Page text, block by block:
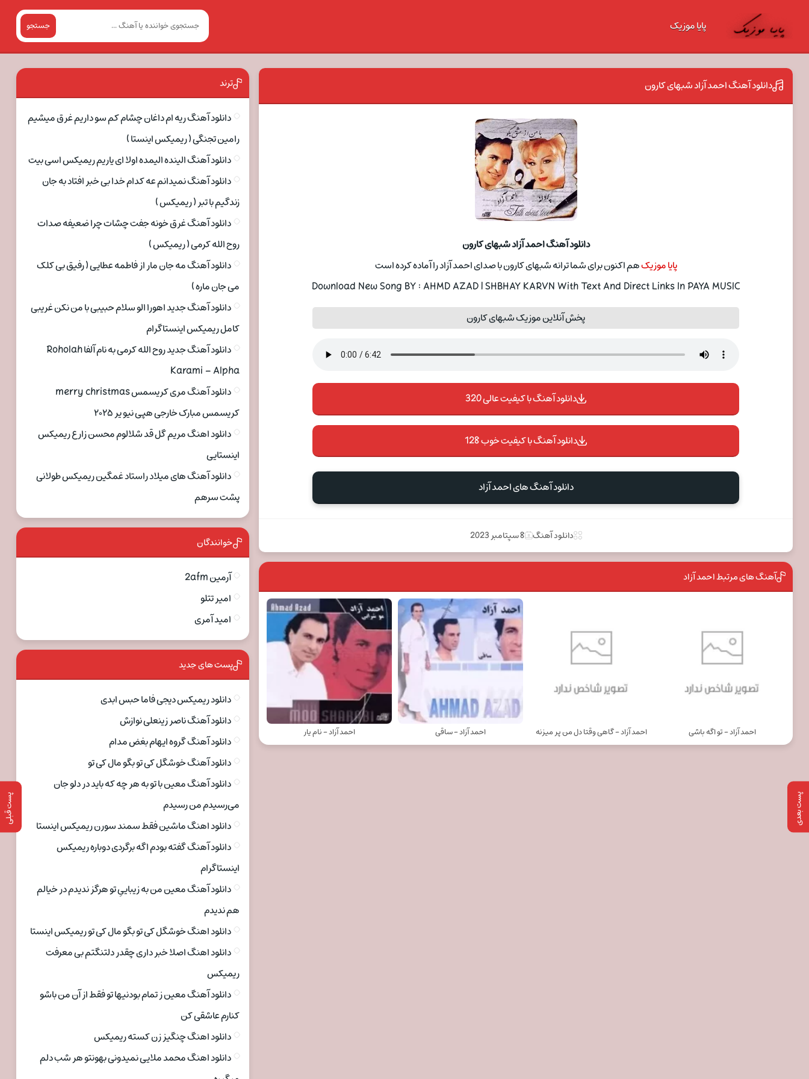
پایا موزیک جستجو
پست بعدی پست قبلی
دانلود آهنگ احمد آزاد شبهای کارون
دانلود آهنگ احمد آزاد شبهای کارون
پایا موزیکهم اکنون برای شما ترانه شبهای کارون با صدای احمد آزاد را آماده کرده است
Download New Song BY : AHMD AZAD | SHBHAY KARVN With Text And Direct Links In PAYA MUSIC
پخش آنلاین موزیک شبهای کارون
دانلود آهنگ با کیفیت عالی 320
دانلود آهنگ با کیفیت خوب 128
دانلود آهنگ های احمد آزاد
دانلود آهنگ 8 سپتامبر 2023
آهنگ های مرتبط احمد آزاد
احمد آزاد - تو اگه باشی احمد آزاد - گاهی وقتا دل من پر میزنه احمد آزاد - ساقی احمد آزاد - نام یار
ترند
دانلود آهنگ ریه ام داغان چشام کم سو داریم غرق میشیم
رامین تجنگی ( ریمیکس اینستا )
دانلود آهنگ الینده الیمده اولا ای یاریم ریمیکس اسی بیت
دانلود آهنگ نمیدانم عه کدام خدا بی خبر افتاد به جان
زندگیم با تبر ( ریمیکس )
دانلود آهنگ غرق خونه جفت چشات چرا ضعیفه صدات
روح الله کرمی ( ریمیکس )
دانلود آهنگ مه جان مار از فاطمه عطایی ( رفیق بی کلک
می جان ماره )
دانلود آهنگ جدید اهورا الو سلام حبیبی با من نکن غریبی
کامل ریمیکس اینستاگرام
دانلود آهنگ جدید روح الله کرمی به نام آلفا Roholah
Karami – Alpha
دانلود آهنگ مری کریسمس merry christmas
کریسمس مبارک خارجی هپی نیو یر ۲۰۲۵
دانلود اهنگ مریم گل قد شلالوم محسن زارع ریمیکس
اینستایی
دانلود آهنگ های میلاد راستاد غمگین ریمیکس طولانی
پشت سرهم
خوانندگان
آرمین 2afm
امیر تتلو
امید آمری
پست های جدید
دانلود ریمیکس دیجی فاما حبس ابدی
دانلود آهنگ ناصر زینعلی نوازش
دانلود آهنگ گروه ایهام بغض مدام
دانلود آهنگ خوشگل کی تو بگو مال کی تو
دانلود آهنگ معین با تو به هر چه که باید در دلو جان
می‌رسیدم من رسیدم
دانلود اهنگ ماشین فقط سمند سورن ریمیکس اینستا
دانلود آهنگ گفته بودم اگه برگردی دوباره ریمیکس
اینستاگرام
دانلود آهنگ معین من به زیباییِ تو هرگز ندیدم در خیالم
هم ندیدم
دانلود اهنگ خوشگل کی تو بگو مال کی تو ریمیکس اینستا
دانلود اهنگ اصلا خبر داری چقدر دلتنگتم بی معرفت
ریمیکس
دانلود آهنگ معین ز تمام بودنیها تو فقط از آن من باشو
کنارم عاشقی کن
دانلود اهنگ چنگیز زن کسته ریمیکس
دانلود اهنگ محمد ملایی نمیدونی بهونتو هر شب دلم